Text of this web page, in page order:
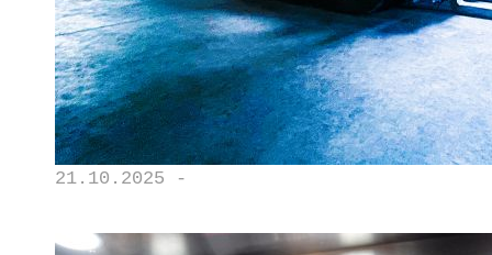
21.10.2025 -